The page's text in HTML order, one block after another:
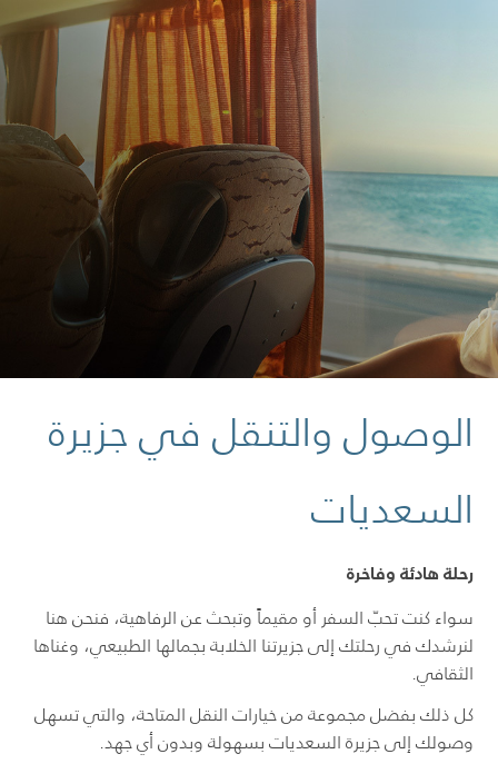
الوصول والتنقل في جزيرة
السعديات
رحلة هادئة وفاخرة
سواء كنتتحبّ السفر أومقيماً وتبحث عن الرفاهية، فنحن هنا
لنرشدك في رحلتك إلى جزيرتنا الخلابة بجمالها الطبيعي، وغناها
الثقافي.
كل ذلك بفضل مجموعة من خيارات النقل المتاحة، والتي تسهل
وصولك إلى جزيرة السعديات بسهولة وبدون أي جهد.